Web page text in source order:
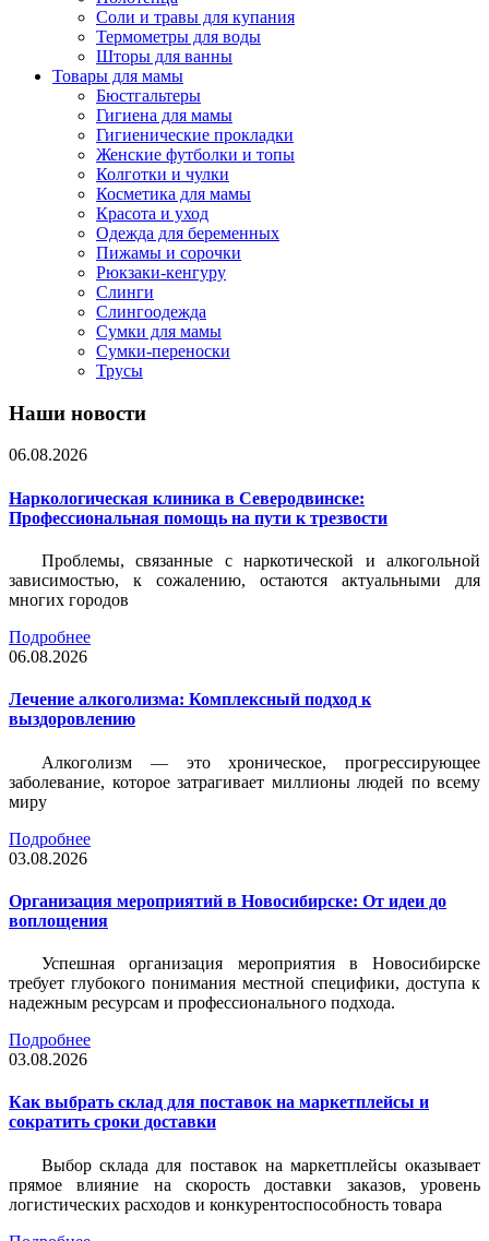
Соли и травы для купания
Термометры для воды
Шторы для ванны
Товары для мамы
Бюстгальтеры
Гигиена для мамы
Гигиенические прокладки
Женские футболки и топы
Колготки и чулки
Косметика для мамы
Красота и уход
Одежда для беременных
Пижамы и сорочки
Рюкзаки-кенгуру
Слинги
Слингоодежда
Сумки для мамы
Сумки-переноски
Трусы
Наши новости
06.08.2026
Наркологическая клиника в Северодвинске:
Профессиональная помощь на пути к трезвости
Проблемы, связанные с наркотической и алкогольной
зависимостью, к сожалению, остаются актуальными для
многих городов
Подробнее
06.08.2026
Лечение алкоголизма: Комплексный подход к
выздоровлению
Алкоголизм — это хроническое, прогрессирующее
заболевание, которое затрагивает миллионы людей по всему
миру
Подробнее
03.08.2026
Организация мероприятий в Новосибирске: От идеи до
воплощения
Успешная организация мероприятия в Новосибирске
требует глубокого понимания местной специфики, доступа к
надежным ресурсам и профессионального подхода.
Подробнее
03.08.2026
Как выбрать склад для поставок на маркетплейсы и
сократить сроки доставки
Выбор склада для поставок на маркетплейсы оказывает
прямое влияние на скорость доставки заказов, уровень
логистических расходов и конкурентоспособность товара